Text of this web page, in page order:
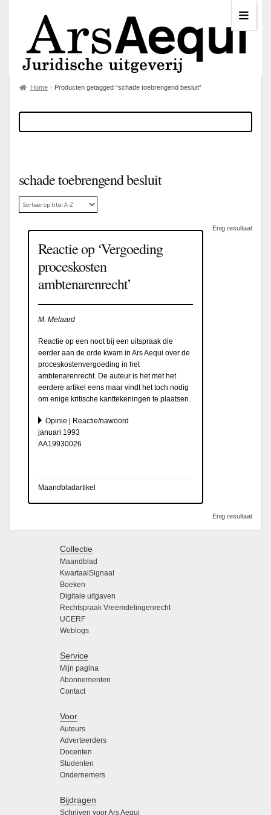
Home Producten getagged “schade toebrengend besluit”
schade toebrengend besluit
Enig resultaat
Reactie op ‘Vergoeding
proceskosten
ambtenarenrecht’
M. Melaard
Reactie op een noot bij een uitspraak die
eerder aan de orde kwam in Ars Aequi over de
proceskostenvergoeding in het
ambtenarenrecht. De auteur is het met het
eerdere artikel eens maar vindt het toch nodig
om enige kritische kanttekeningen te plaatsen.
Opinie | Reactie/nawoord
januari 1993
AA19930026
Maandbladartikel
Enig resultaat
Collectie
Maandblad
KwartaalSignaal
Boeken
Digitale uitgaven
Rechtspraak Vreemdelingenrecht
UCERF
Weblogs
Service
Mijn pagina
Abonnementen
Contact
Voor
Auteurs
Adverteerders
Docenten
Studenten
Ondernemers
Bijdragen
Schrijven voor Ars Aequi